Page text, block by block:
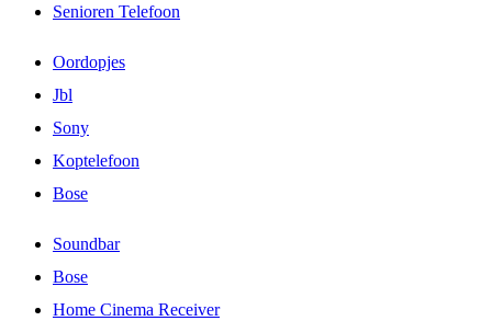
Senioren Telefoon
Oordopjes
Jbl
Sony
Koptelefoon
Bose
Soundbar
Bose
Home Cinema Receiver